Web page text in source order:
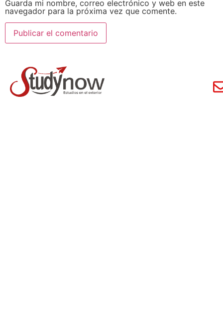
Guarda mi nombre, correo electrónico y web en este
navegador para la próxima vez que comente.